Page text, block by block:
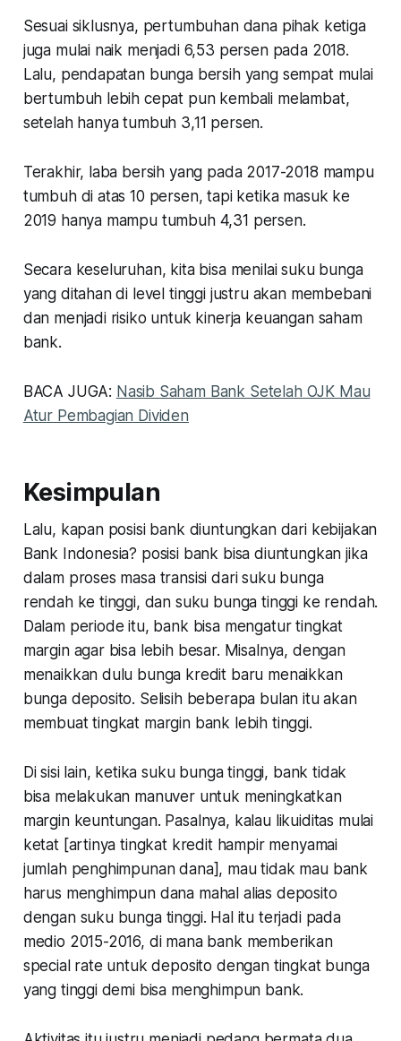
Sesuai siklusnya, pertumbuhan dana pihak ketiga
juga mulai naik menjadi 6,53 persen pada 2018.
Lalu, pendapatan bunga bersih yang sempat mulai
bertumbuh lebih cepat pun kembali melambat,
setelah hanya tumbuh 3,11 persen.
Terakhir, laba bersih yang pada 2017-2018 mampu
tumbuh di atas 10 persen, tapi ketika masuk ke
2019 hanya mampu tumbuh 4,31 persen.
Secara keseluruhan, kita bisa menilai suku bunga
yang ditahan di level tinggi justru akan membebani
dan menjadi risiko untuk kinerja keuangan saham
bank.
BACA JUGA: Nasib Saham Bank Setelah OJK Mau
Atur Pembagian Dividen
Kesimpulan
Lalu, kapan posisi bank diuntungkan dari kebijakan
Bank Indonesia? posisi bank bisa diuntungkan jika
dalam proses masa transisi dari suku bunga
rendah ke tinggi, dan suku bunga tinggi ke rendah.
Dalam periode itu, bank bisa mengatur tingkat
margin agar bisa lebih besar. Misalnya, dengan
menaikkan dulu bunga kredit baru menaikkan
bunga deposito. Selisih beberapa bulan itu akan
membuat tingkat margin bank lebih tinggi.
Di sisi lain, ketika suku bunga tinggi, bank tidak
bisa melakukan manuver untuk meningkatkan
margin keuntungan. Pasalnya, kalau likuiditas mulai
ketat [artinya tingkat kredit hampir menyamai
jumlah penghimpunan dana], mau tidak mau bank
harus menghimpun dana mahal alias deposito
dengan suku bunga tinggi. Hal itu terjadi pada
medio 2015-2016, di mana bank memberikan
special rate untuk deposito dengan tingkat bunga
yang tinggi demi bisa menghimpun bank.